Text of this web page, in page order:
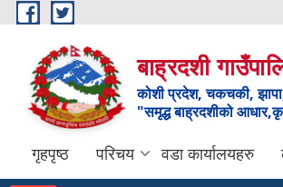
Skip to main content
बाह्रदशी
कोशी प्रदेश, चकचकी,
"समृद्ध बाह्रदशीको
गृहपृष्ठ परिचय वडा कार्यालयहरु